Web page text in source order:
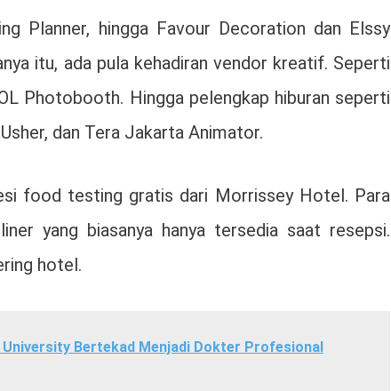
Planner, hingga Favour Decoration dan Elssy
itu, ada pula kehadiran vendor kreatif. Seperti
Photobooth. Hingga pelengkap hiburan seperti
dan Tera Jakarta Animator.
food testing gratis dari Morrissey Hotel. Para
yang biasanya hanya tersedia saat resepsi.
hotel.
Bertekad Menjadi Dokter Profesional